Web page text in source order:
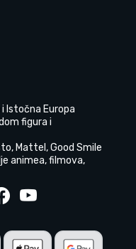
Istočna Europa
figura i
Mattel, Good Smile
animea, filmova,